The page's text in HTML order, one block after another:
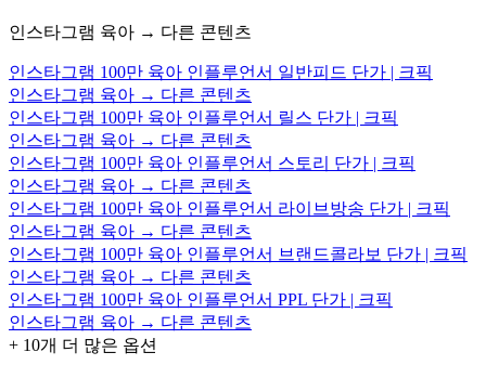
인스타그램 육아 → 다른 콘텐츠
인스타그램 100만 육아 인플루언서 일반피드 단가 | 크픽
인스타그램 육아 → 다른 콘텐츠
인스타그램 100만 육아 인플루언서 릴스 단가 | 크픽
인스타그램 육아 → 다른 콘텐츠
인스타그램 100만 육아 인플루언서 스토리 단가 | 크픽
인스타그램 육아 → 다른 콘텐츠
인스타그램 100만 육아 인플루언서 라이브방송 단가 | 크픽
인스타그램 육아 → 다른 콘텐츠
인스타그램 100만 육아 인플루언서 브랜드콜라보 단가 | 크픽
인스타그램 육아 → 다른 콘텐츠
인스타그램 100만 육아 인플루언서 PPL 단가 | 크픽
인스타그램 육아 → 다른 콘텐츠
+ 10개 더 많은 옵션